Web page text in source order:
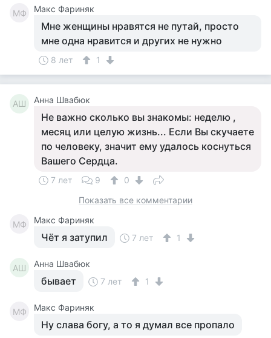
МФ Макс Фариняк
Мне женщины нравятся не путай, просто
мне одна нравится и других не нужно
8 лет 1
АШ Анна Швабюк
Не важно сколько вы знакомы: неделю ,
месяц или целую жизнь... Если Вы скучаете
по человеку, значит ему удалось коснуться
Вашего Сердца.
7 лет 9
0
Показать все комментарии
МФ Макс Фариняк
Чёт я затупил 7 лет 1
АШ Анна Швабюк
бывает 7 лет 1
МФ Макс Фариняк
Ну слава богу, а то я думал все пропало